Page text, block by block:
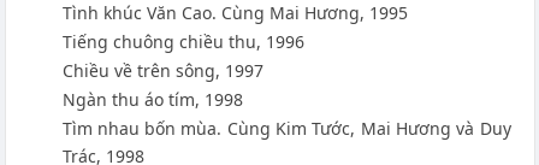
Tình khúc Văn Cao. Cùng Mai Hương, 1995
Tiếng chuông chiều thu, 1996
Chiều về trên sông, 1997
Ngàn thu áo tím, 1998
Tìm nhau bốn mùa. Cùng Kim Tước, Mai Hương và Duy
Trác, 1998